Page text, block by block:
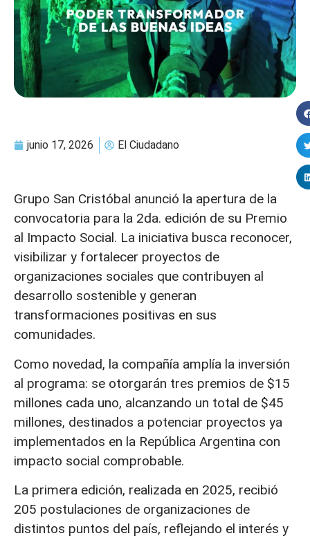
junio 17, 2026 El Ciudadano
Grupo San Cristóbal anunció la apertura de la
convocatoria para la 2da. edición de su Premio
al Impacto Social. La iniciativa busca reconocer,
visibilizar y fortalecer proyectos de
organizaciones sociales que contribuyen al
desarrollo sostenible y generan
transformaciones positivas en sus
comunidades.
Como novedad, la compañía amplía la inversión
al programa: se otorgarán tres premios de $15
millones cada uno, alcanzando un total de $45
millones, destinados a potenciar proyectos ya
implementados en la República Argentina con
impacto social comprobable.
La primera edición, realizada en 2025, recibió
205 postulaciones de organizaciones de
distintos puntos del país, reflejando el interés y